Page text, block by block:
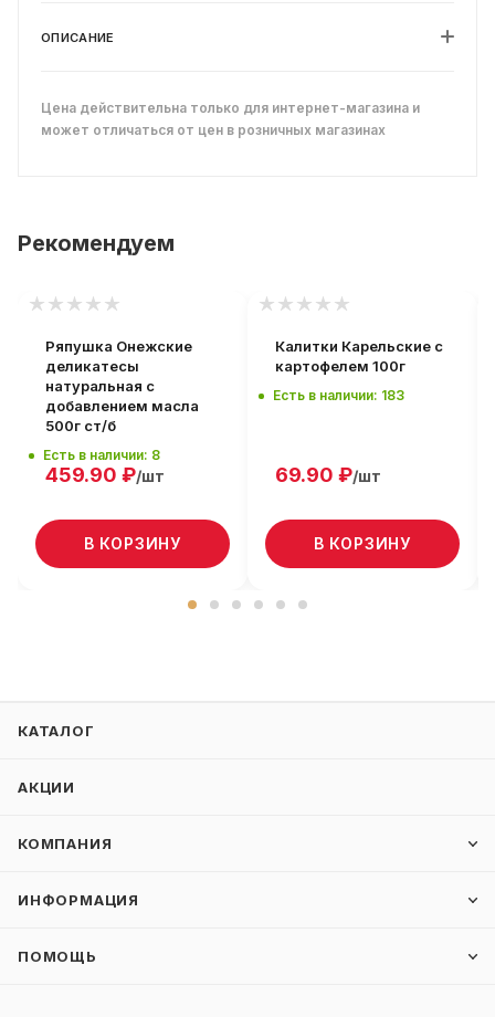
ОПИСАНИЕ
Цена действительна только для интернет-магазина и
может отличаться от цен в розничных магазинах
Рекомендуем
Ряпушка Онежские
деликатесы
натуральная с
добавлением масла
500г ст/б
Есть в наличии: 8
459.90 ₽/шт
В КОРЗИНУ
Калитки Карельские с
картофелем 100г
Есть в наличии: 183
69.90 ₽/шт
В КОРЗИНУ
КАТАЛОГ
АКЦИИ
КОМПАНИЯ
ИНФОРМАЦИЯ
ПОМОЩЬ